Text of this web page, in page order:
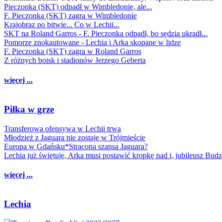
Pieczonka (SKT) odpadł w Wimbledonie, ale...
F. Pieczonka (SKT) zagra w Wimbledonie
Krajobraz po bitwie... Co w Lechii...
SKT na Roland Garros - F. Pieczonka odpadł, bo sędzia ukradł...
Pomorze znokautowane - Lechia i Arka skopane w lidze
F. Pieczonka (SKT) zagra w Roland Garros
Z różnych boisk i stadionów Jerzego Geberta
więcej ...
Piłka w grze
Transferowa ofensywa w Lechii trwa
Młodzież z Jaguara nie zostaje w Trójmieście
Europa w Gdańsku*Stracona szansa Jaguara?
Lechia już świętuje, Arka musi postawić kropkę nad i, jubileusz
więcej ...
Lechia